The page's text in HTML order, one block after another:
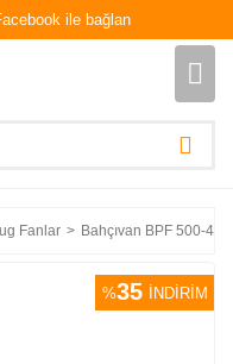
ile bağlan
Fanlar Bahçıvan BPF 500-4
%35 İNDİRİM